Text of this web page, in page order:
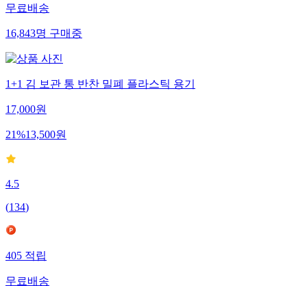
무료배송
16,843명구매중
1+1 김 보관 통 반찬 밀폐 플라스틱 용기
17,000원
21%13,500원
4.5
(134)
405적립